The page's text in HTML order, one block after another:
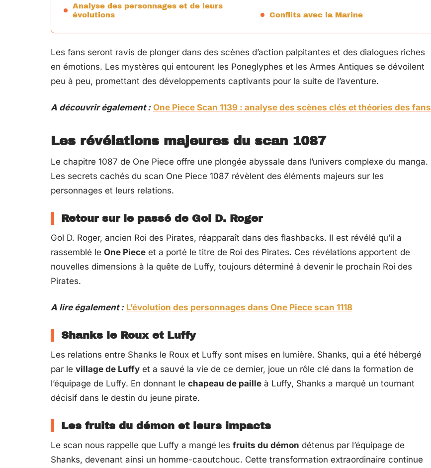
Analyse des personnages et de leurs
évolutions
Conflits avec la Marine
Les fans seront ravis de plonger dans des scènes d’action palpitantes et des dialogues riches
en émotions. Les mystères qui entourent les Poneglyphes et les Armes Antiques se dévoilent
peu à peu, promettant des développements captivants pour la suite de l’aventure.
A découvrir également : One Piece Scan 1139 : analyse des scènes clés et théories des fans
Les révélations majeures du scan 1087
Le chapitre 1087 de One Piece offre une plongée abyssale dans l’univers complexe du manga.
Les secrets cachés du scan One Piece 1087 révèlent des éléments majeurs sur les
personnages et leurs relations.
Retour sur le passé de Gol D. Roger
Gol D. Roger, ancien Roi des Pirates, réapparaît dans des flashbacks. Il est révélé qu’il a
rassemblé le One Piece et a porté le titre de Roi des Pirates. Ces révélations apportent de
nouvelles dimensions à la quête de Luffy, toujours déterminé à devenir le prochain Roi des
Pirates.
A lire également : L’évolution des personnages dans One Piece scan 1118
Shanks le Roux et Luffy
Les relations entre Shanks le Roux et Luffy sont mises en lumière. Shanks, qui a été hébergé
par le village de Luffy et a sauvé la vie de ce dernier, joue un rôle clé dans la formation de
l’équipage de Luffy. En donnant le chapeau de paille à Luffy, Shanks a marqué un tournant
décisif dans le destin du jeune pirate.
Les fruits du démon et leurs impacts
Le scan nous rappelle que Luffy a mangé les fruits du démon détenus par l’équipage de
Shanks, devenant ainsi un homme-caoutchouc. Cette transformation extraordinaire continue